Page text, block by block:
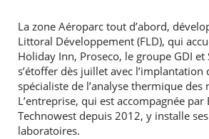
La zone Aéroparc tout d’abord,
Littoral Développement (FLD), qui
Holiday Inn, Proseco, le groupe GDI et
s’étoffer dès juillet avec l’implantation
spécialiste de l’analyse thermique des
L’entreprise, qui est accompagnée par
Technowest depuis 2012, y installe
laboratoires.